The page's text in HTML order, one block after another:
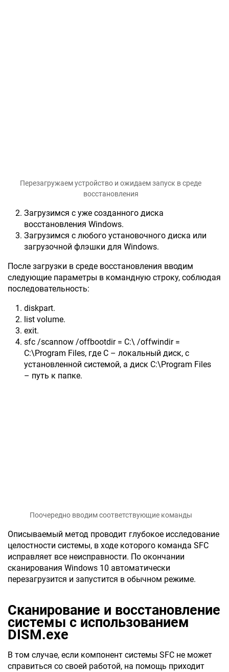
Перезагружаем устройство и ожидаем запуск в среде
восстановления
Загрузимся с уже созданного диска
восстановления Windows.
Загрузимся с любого установочного диска или
загрузочной флэшки для Windows.
После загрузки в среде восстановления вводим
следующие параметры в командную строку, соблюдая
последовательность:
diskpart.
list volume.
exit.
sfc /scannow /offbootdir = C:\ /offwindir =
C:\Program Files, где C – локальный диск, с
установленной системой, а диск C:\Program Files
– путь к папке.
Поочередно вводим соответствующие команды
Описываемый метод проводит глубокое исследование
целостности системы, в ходе которого команда SFC
исправляет все неисправности. По окончании
сканирования Windows 10 автоматически
перезагрузится и запустится в обычном режиме.
Сканирование и восстановление
системы с использованием
DISM.exe
В том случае, если компонент системы SFC не может
справиться со своей работой, на помощь приходит